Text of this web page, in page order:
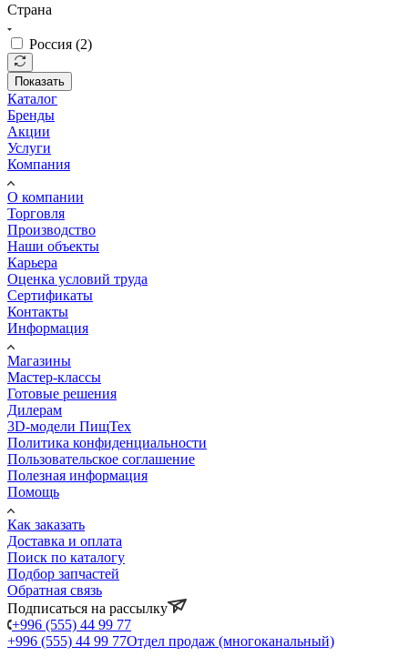
Страна
Россия (2)
Показать
Каталог
Бренды
Акции
Услуги
Компания
О компании
Торговля
Производство
Наши объекты
Карьера
Оценка условий труда
Сертификаты
Контакты
Информация
Магазины
Мастер-классы
Готовые решения
Дилерам
3D-модели ПищТех
Политика конфиденциальности
Пользовательское соглашение
Полезная информация
Помощь
Как заказать
Доставка и оплата
Поиск по каталогу
Подбор запчастей
Обратная связь
Подписаться на рассылку
+996 (555) 44 99 77
+996 (555) 44 99 77Отдел продаж (многоканальный)